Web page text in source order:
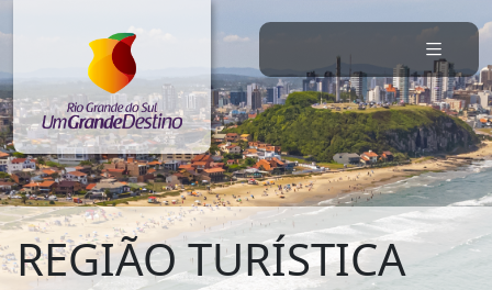
REGIÃO TURÍSTICA